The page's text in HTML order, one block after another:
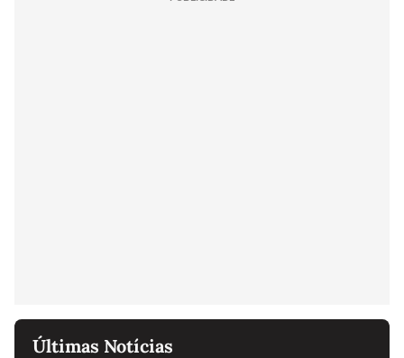
Últimas Notícias